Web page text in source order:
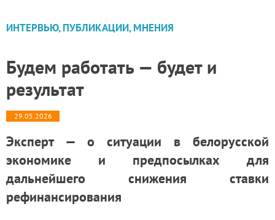
ИНТЕРВЬЮ, ПУБЛИКАЦИИ, МНЕНИЯ
Будем работать — будет и
результат
29.05.2026
Эксперт — о ситуации в белорусской
экономике и предпосылках для
дальнейшего снижения ставки
рефинансирования